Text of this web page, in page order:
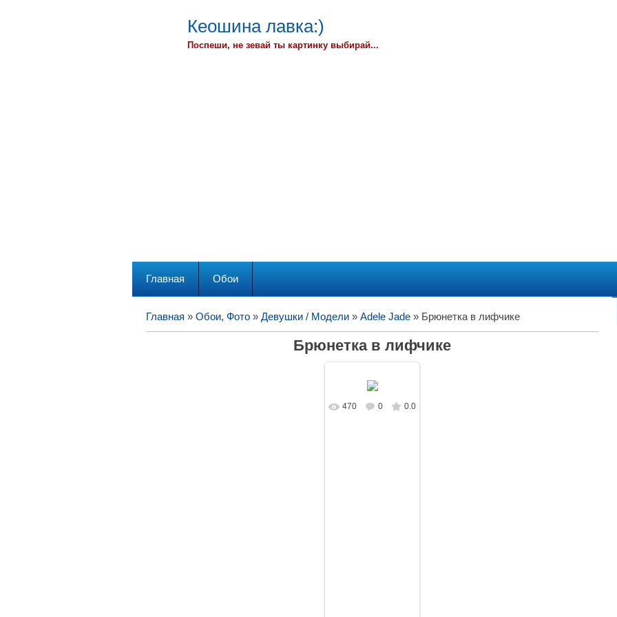
Кеошина лавка:)
Поспеши, не зевай ты картинку выбирай...
Главная Обои
Главная » Обои, Фото » Девушки / Модели » Adele Jade » Брюнетка в лифчике
Брюнетка в лифчике
В реальном
470 0 0.0